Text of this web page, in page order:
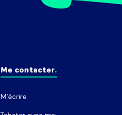
Me contacter
M'écrire